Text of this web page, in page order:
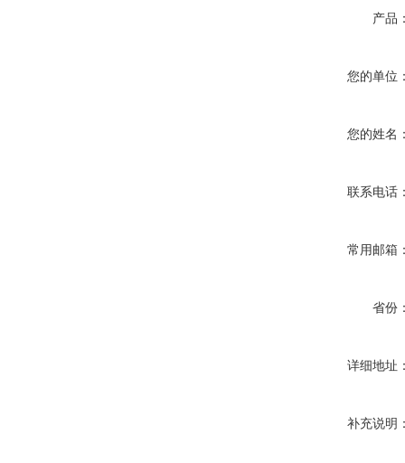
产品
您的单位
您的姓名
联系电话
常用邮箱
省份
详细地址
补充说明